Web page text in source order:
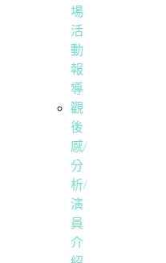
場
活
動
報
導
觀
後
感/
分
析/
演
員
介